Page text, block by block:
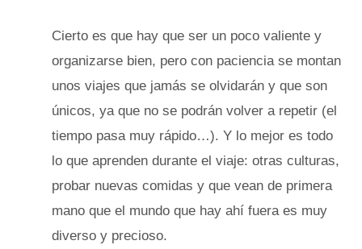
Cierto es que hay que ser un poco valiente y
organizarse bien, pero con paciencia se montan
unos viajes que jamás se olvidarán y que son
únicos, ya que no se podrán volver a repetir (el
tiempo pasa muy rápido…). Y lo mejor es todo
lo que aprenden durante el viaje: otras culturas,
probar nuevas comidas y que vean de primera
mano que el mundo que hay ahí fuera es muy
diverso y precioso.